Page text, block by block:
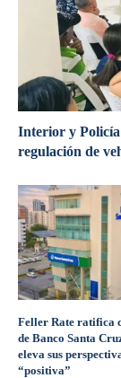
Interior y
regulación de
Feller Rate ratifica
de Banco Santa
eleva sus
“positiva”